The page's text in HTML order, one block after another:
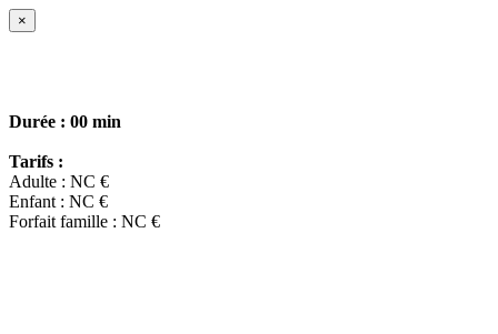
×
Durée : 00 min
Tarifs :
Adulte : NC €
Enfant : NC €
Forfait famille : NC €